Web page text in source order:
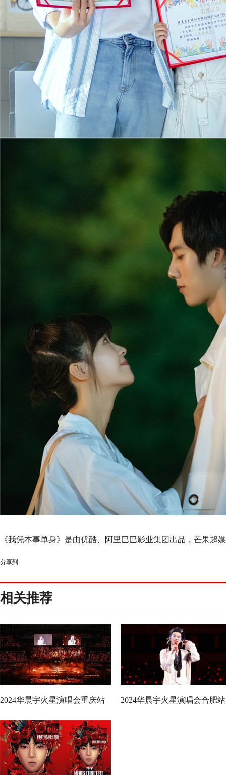
《我凭本事单身》是由优酷、阿里巴巴影业集团出品，芒果
分享到
相关推荐
2024华晨宇火星演唱会重庆站
圆满结束 国风四面台将登鸟巢
新章待启
2024华晨宇火星演唱会合肥站